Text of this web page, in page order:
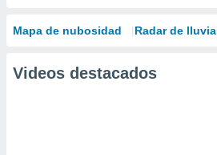
Mapa de nubosidad Radar de lluvia
Videos destacados